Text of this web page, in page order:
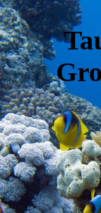
Gro